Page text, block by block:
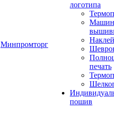
Минпромторг
логотипа
печать
пошив